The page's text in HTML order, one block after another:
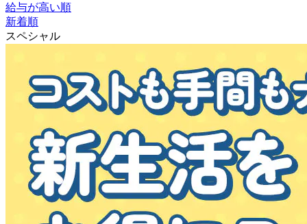
給与が高い順
新着順
スペシャル